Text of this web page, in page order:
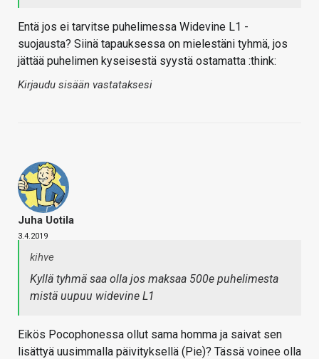
Entä jos ei tarvitse puhelimessa Widevine L1 -
suojausta? Siinä tapauksessa on mielestäni tyhmä, jos
jättää puhelimen kyseisestä syystä ostamatta :think:
Kirjaudu sisään vastataksesi
Juha Uotila
3.4.2019
kihve
Kyllä tyhmä saa olla jos maksaa 500e puhelimesta
mistä uupuu widevine L1
Eikös Pocophonessa ollut sama homma ja saivat sen
lisättyä uusimmalla päivityksellä (Pie)? Tässä voinee olla